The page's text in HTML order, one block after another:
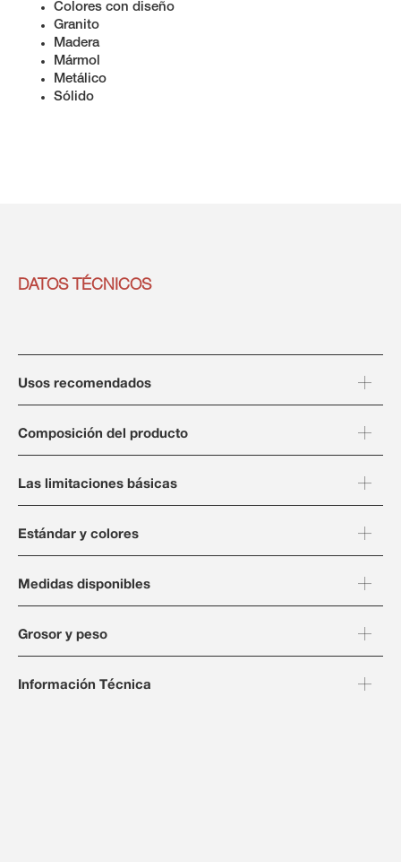
Colores con diseño
Granito
Madera
Mármol
Metálico
Sólido
DATOS TÉCNICOS
Usos recomendados
Composición del producto
Las limitaciones básicas
Estándar y colores
Medidas disponibles
Grosor y peso
Información Técnica